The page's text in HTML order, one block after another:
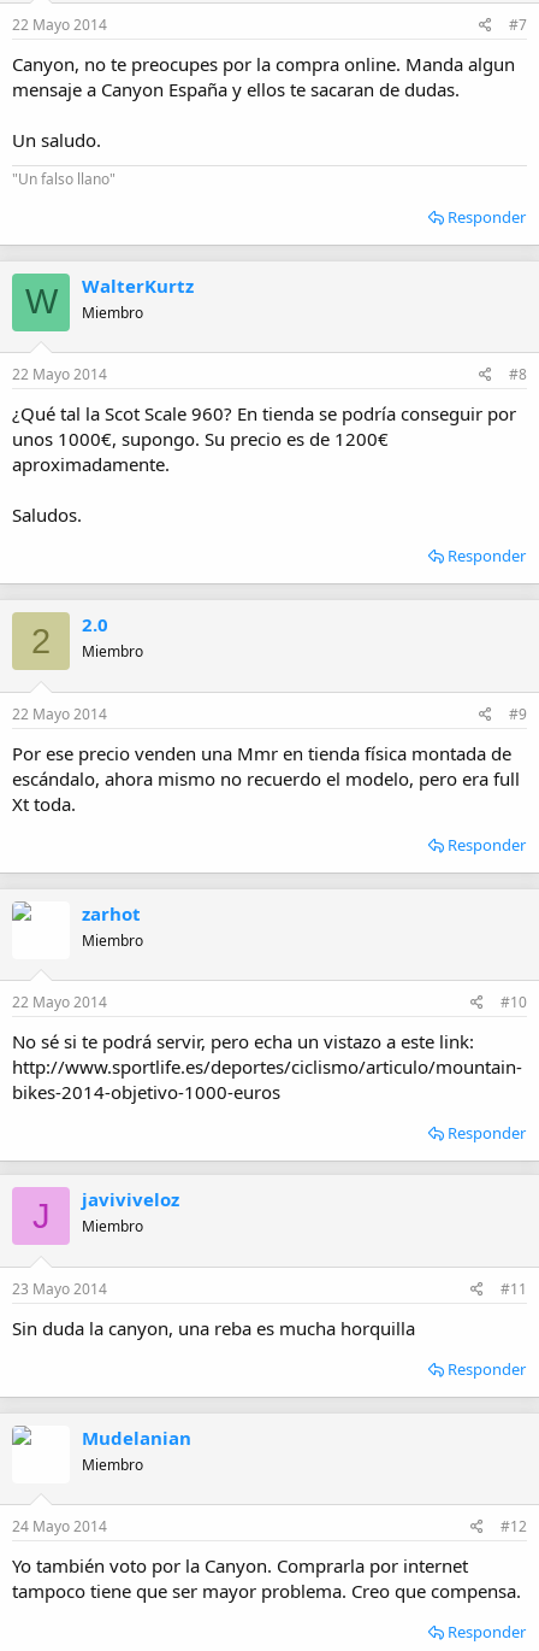
22 Mayo 2014 #7
Canyon, no te preocupes por la compra online. Manda algun
mensaje a Canyon España y ellos te sacaran de dudas.
Un saludo.
"Un falso llano"
Responder
W WalterKurtz
Miembro
22 Mayo 2014 #8
¿Qué tal la Scot Scale 960? En tienda se podría conseguir por
unos 1000€, supongo. Su precio es de 1200€
aproximadamente.
Saludos.
Responder
2 2.0
Miembro
22 Mayo 2014 #9
Por ese precio venden una Mmr en tienda física montada de
escándalo, ahora mismo no recuerdo el modelo, pero era full
Xt toda.
Responder
zarhot
Miembro
22 Mayo 2014 #10
No sé si te podrá servir, pero echa un vistazo a este link:
http://www.sportlife.es/deportes/ciclismo/articulo/mountain-
bikes-2014-objetivo-1000-euros
Responder
J javiviveloz
Miembro
23 Mayo 2014 #11
Sin duda la canyon, una reba es mucha horquilla
Responder
Mudelanian
Miembro
24 Mayo 2014 #12
Yo también voto por la Canyon. Comprarla por internet
tampoco tiene que ser mayor problema. Creo que compensa.
Responder